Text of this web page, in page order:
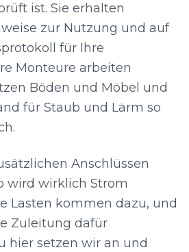
ist. Sie erhalten
zur Nutzung und auf
für Ihre
Monteure arbeiten
Böden und Möbel und
für Staub und Lärm so
Anschlüssen
wird wirklich Strom
Lasten kommen dazu, und
Zuleitung dafür
hier setzen wir an und